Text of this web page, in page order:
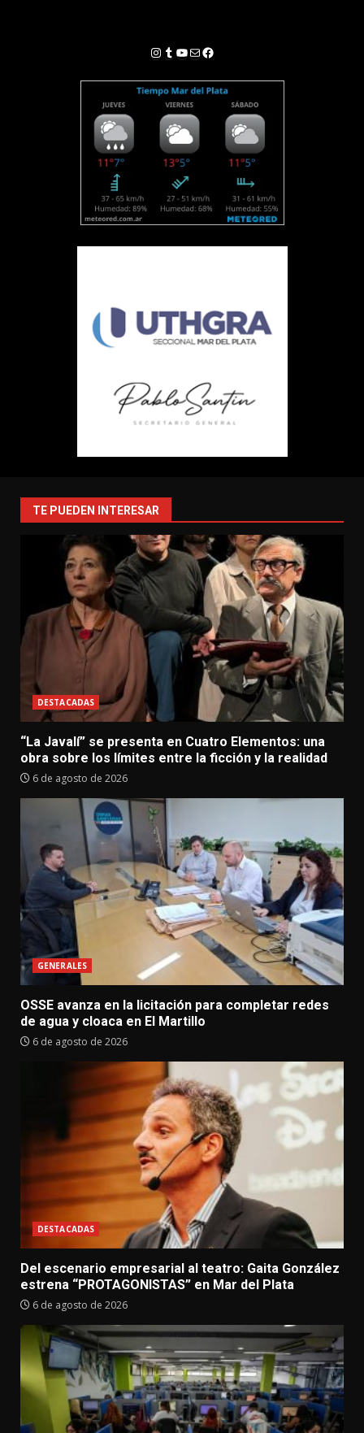
Instagram
Tumblr
YouTube
Correo electrónico
Facebook
TE PUEDEN INTERESAR
DESTACADAS
“La Javalí” se presenta en Cuatro Elementos: una
obra sobre los límites entre la ficción y la realidad
6 de agosto de 2026
GENERALES
OSSE avanza en la licitación para completar redes
de agua y cloaca en El Martillo
6 de agosto de 2026
DESTACADAS
Del escenario empresarial al teatro: Gaita González
estrena “PROTAGONISTAS” en Mar del Plata
6 de agosto de 2026